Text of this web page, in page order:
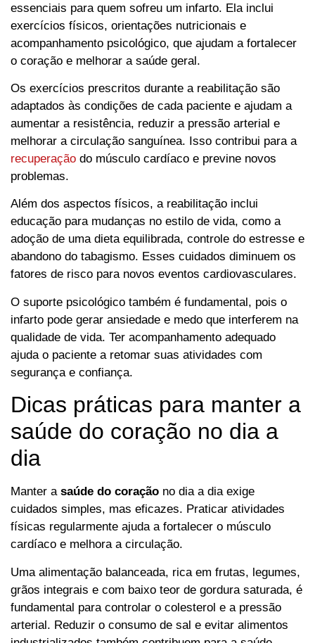
essenciais para quem sofreu um infarto. Ela inclui
exercícios físicos, orientações nutricionais e
acompanhamento psicológico, que ajudam a fortalecer
o coração e melhorar a saúde geral.
Os exercícios prescritos durante a reabilitação são
adaptados às condições de cada paciente e ajudam a
aumentar a resistência, reduzir a pressão arterial e
melhorar a circulação sanguínea. Isso contribui para a
recuperação do músculo cardíaco e previne novos
problemas.
Além dos aspectos físicos, a reabilitação inclui
educação para mudanças no estilo de vida, como a
adoção de uma dieta equilibrada, controle do estresse e
abandono do tabagismo. Esses cuidados diminuem os
fatores de risco para novos eventos cardiovasculares.
O suporte psicológico também é fundamental, pois o
infarto pode gerar ansiedade e medo que interferem na
qualidade de vida. Ter acompanhamento adequado
ajuda o paciente a retomar suas atividades com
segurança e confiança.
Dicas práticas para manter a
saúde do coração no dia a
dia
Manter a saúde do coração no dia a dia exige
cuidados simples, mas eficazes. Praticar atividades
físicas regularmente ajuda a fortalecer o músculo
cardíaco e melhora a circulação.
Uma alimentação balanceada, rica em frutas, legumes,
grãos integrais e com baixo teor de gordura saturada, é
fundamental para controlar o colesterol e a pressão
arterial. Reduzir o consumo de sal e evitar alimentos